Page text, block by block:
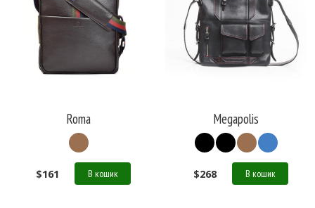
Roma
$161 В кошик
Megapolis
$268 В кошик